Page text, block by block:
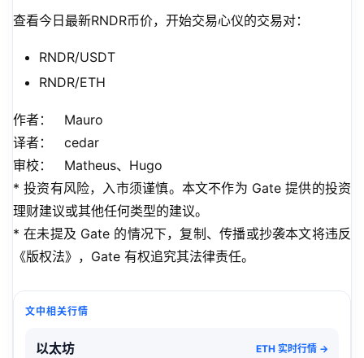
查看今日最新RNDR币价，开始交易心仪的交易对：
RNDR/USDT
RNDR/ETH
作者：   Mauro
译者：   cedar
审校：   Matheus、Hugo
* 投资有风险，入市须谨慎。本文不作为 Gate 提供的投资
理财建议或其他任何类型的建议。
* 在未提及 Gate 的情况下，复制、传播或抄袭本文将违反
《版权法》，Gate 有权追究其法律责任。
文中相关行情
以太坊 ETH 实时行情 →